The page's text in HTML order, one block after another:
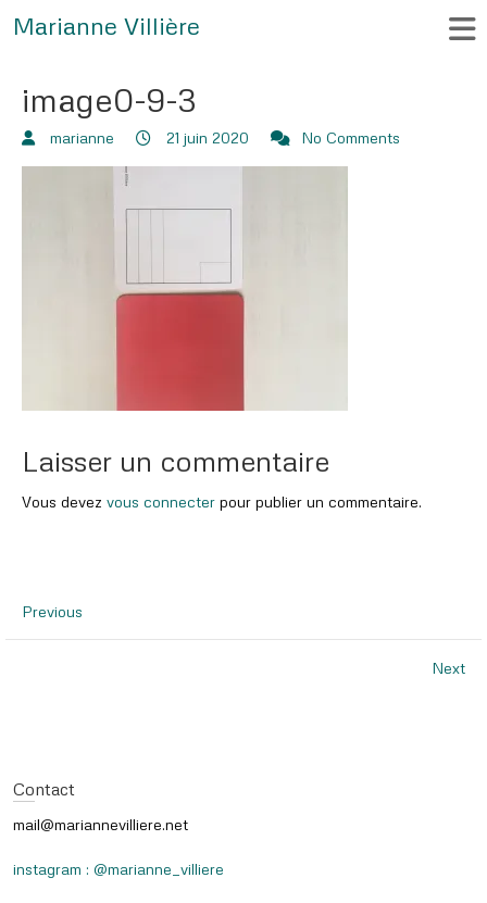
Marianne Villière
image0-9-3
marianne 21 juin 2020 No Comments
Laisser un commentaire
Vous devez vous connecter pour publier un commentaire.
Previous
Next
Contact
mail@mariannevilliere.net
instagram : @marianne_villiere